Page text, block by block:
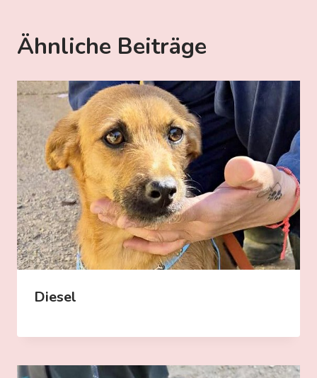
Ähnliche Beiträge
Diesel